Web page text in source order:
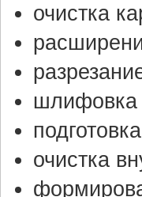
очистка
шлифовка
очистка